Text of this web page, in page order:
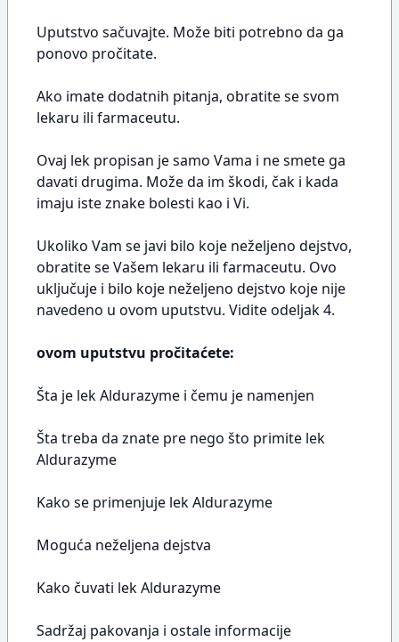
Uputstvo sačuvajte. Može biti potrebno da ga
ponovo pročitate.
Ako imate dodatnih pitanja, obratite se svom
lekaru ili farmaceutu.
Ovaj lek propisan je samo Vama i ne smete ga
davati drugima. Može da im škodi, čak i kada
imaju iste znake bolesti kao i Vi.
Ukoliko Vam se javi bilo koje neželjeno dejstvo,
obratite se Vašem lekaru ili farmaceutu. Ovo
uključuje i bilo koje neželjeno dejstvo koje nije
navedeno u ovom uputstvu. Vidite odeljak 4.
ovom uputstvu pročitaćete:
Šta je lek Aldurazyme i čemu je namenjen
Šta treba da znate pre nego što primite lek
Aldurazyme
Kako se primenjuje lek Aldurazyme
Moguća neželjena dejstva
Kako čuvati lek Aldurazyme
Sadržaj pakovanja i ostale informacije